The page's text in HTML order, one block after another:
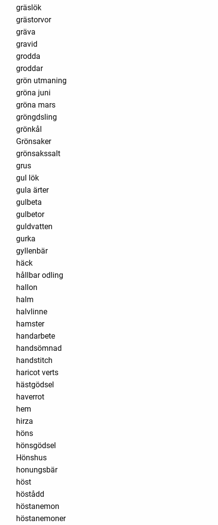
gräslök
grästorvor
gräva
gravid
grodda
groddar
grön utmaning
gröna juni
gröna mars
gröngdsling
grönkål
Grönsaker
grönsakssalt
grus
gul lök
gula ärter
gulbeta
gulbetor
guldvatten
gurka
gyllenbär
häck
hållbar odling
hallon
halm
halvlinne
hamster
handarbete
handsömnad
handstitch
haricot verts
hästgödsel
haverrot
hem
hirza
höns
hönsgödsel
Hönshus
honungsbär
höst
höstådd
höstanemon
höstanemoner